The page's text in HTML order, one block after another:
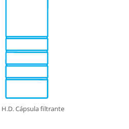
H.D. Cápsula filtrante